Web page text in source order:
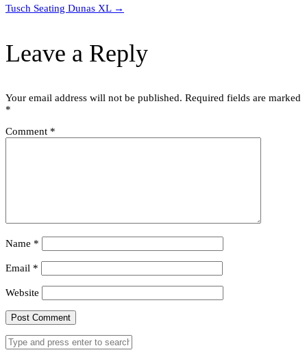
Post
Tusch Seating Dunas XL →
Leave a Reply
Your email address will not be published. Required fields are marked
*
Comment *
Name *
Email *
Website